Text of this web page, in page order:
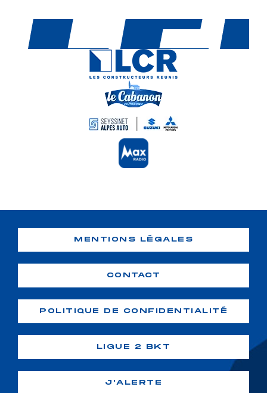
MENTIONS LÉGALES
CONTACT
POLITIQUE DE CONFIDENTIALITÉ
LIGUE 2 BKT
J'ALERTE